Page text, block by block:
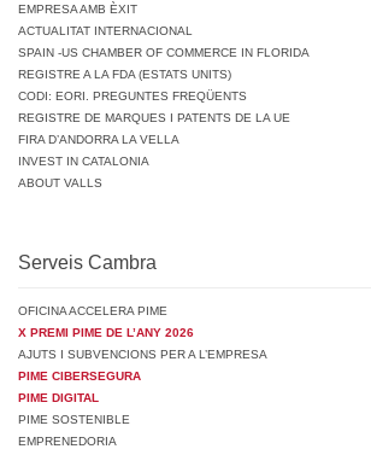
EMPRESA AMB ÈXIT
ACTUALITAT INTERNACIONAL
SPAIN -US CHAMBER OF COMMERCE IN FLORIDA
REGISTRE A LA FDA (ESTATS UNITS)
CODI: EORI. PREGUNTES FREQÜENTS
REGISTRE DE MARQUES I PATENTS DE LA UE
FIRA D’ANDORRA LA VELLA
INVEST IN CATALONIA
ABOUT VALLS
Serveis Cambra
OFICINA ACCELERA PIME
X PREMI PIME DE L’ANY 2026
AJUTS I SUBVENCIONS PER A L’EMPRESA
PIME CIBERSEGURA
PIME DIGITAL
PIME SOSTENIBLE
EMPRENEDORIA